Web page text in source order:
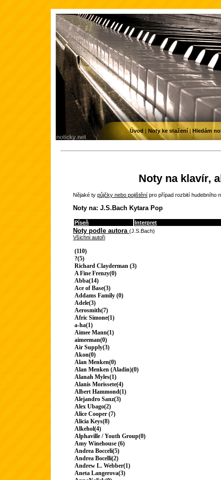
Noty na klavír,
Nějaké ty půjčky nebo pojištění pro případ rozbití hudebního
Noty na: J.S.Bach Kytara Pop
Píseň Interpret
Noty podle autora (J.S.Bach)
Všichni autoři
(110)
?(5)
Richard Clayderman (3)
A Fine Frenzy(0)
Abba(14)
Ace of Base(3)
Addams Family (0)
Adele(3)
Aerosmith(7)
Afric Simone(1)
a-ha(1)
Aimee Mann(1)
aimeeman(0)
Air Supply(3)
Akon(0)
Alan Menken(0)
Alan Menken (Aladin)(0)
Alanah Myles(1)
Alanis Morissete(4)
Albert Hammond(1)
Alejandro Sanz(3)
Alex Ubago(2)
Alice Cooper (7)
Alicia Keys(8)
Alkehol(4)
Alphaville / Youth Group(0)
Amy Winehouse (6)
Andrea Bocceli(5)
Andrea Bocelli(2)
Andrew L. Webber(1)
Aneta Langerova(3)
Úvod | Noty ke stažení| Hledám